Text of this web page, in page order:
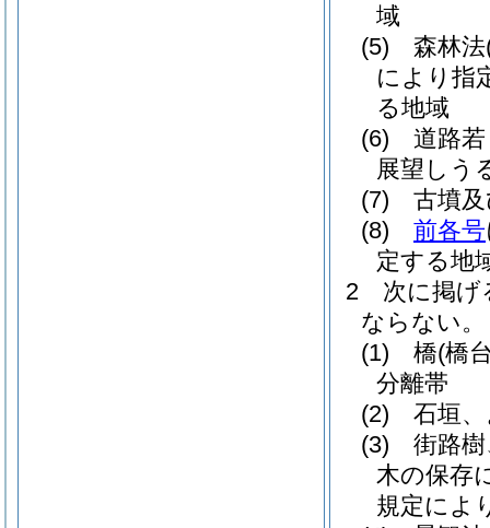
域
(5)
森林法
により指
る地域
(6)
道路
展望しう
(7)
古墳
(8)
前各号
定する地
2
次に掲げ
ならない。
(1)
橋(橋
分離帯
(2)
石垣
(3)
街路
木の保存
規定によ